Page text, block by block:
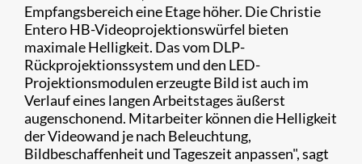
Empfangsbereich eine Etage höher. Die Christie
Entero HB-Videoprojektionswürfel bieten
maximale Helligkeit. Das vom DLP-
Rückprojektionssystem und den LED-
Projektionsmodulen erzeugte Bild ist auch im
Verlauf eines langen Arbeitstages äußerst
augenschonend. Mitarbeiter können die Helligkeit
der Videowand je nach Beleuchtung,
Bildbeschaffenheit und Tageszeit anpassen", sagt